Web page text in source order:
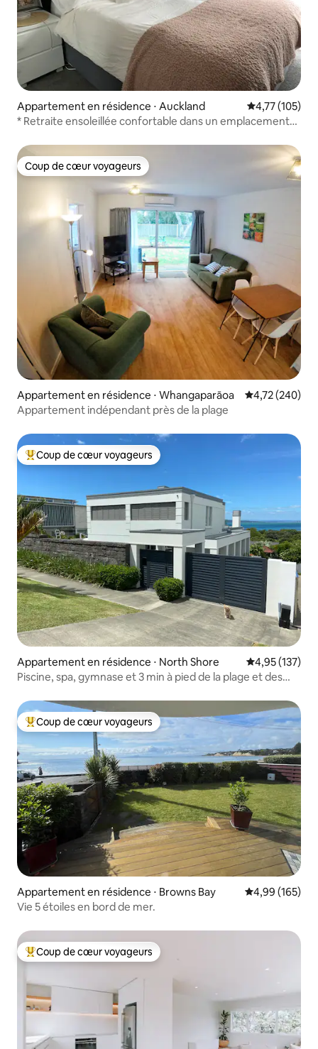
Appartement en résidence ⋅ Auckland Évaluation
4,77 (105)
* Retraite ensoleillée confortable dans un emplacement
Coup de cœur voyageurs
Coup de cœur voyageurs
Appartement en résidence ⋅ Whangaparāoa Évaluation
4,72 (240)
Appartement indépendant près de la plage
Coups de cœur voyageurs les plus appréciés
Coup de cœur voyageurs
Appartement en résidence ⋅ North Shore Évaluation
4,95 (137)
Piscine, spa, gymnase et 3 min à pied de la plage et des
Coups de cœur voyageurs les plus appréciés
Coup de cœur voyageurs
Appartement en résidence ⋅ Browns Bay Évaluation
4,99 (165)
Vie 5 étoiles en bord de mer.
Coups de cœur voyageurs les plus appréciés
Coup de cœur voyageurs